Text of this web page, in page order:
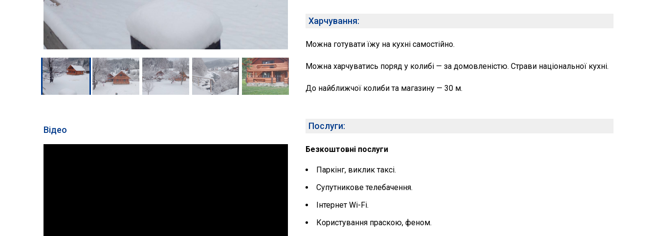
Відео
Харчування:
Можна готувати їжу на кухні самостійно.
Можна харчуватись поряд у колибі — за домовленістю. Страви національної кухні.
До найближчої колиби та магазину — 30 м.
Послуги:
Безкоштовні послуги
Паркінг, виклик таксі.
Супутникове телебачення.
Інтернет Wi-Fi.
Користування праскою, феном.